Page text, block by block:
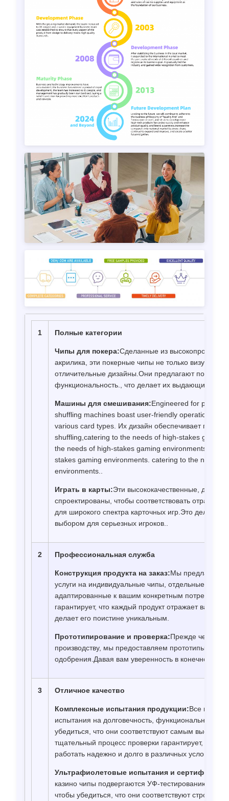
1 Полные категории
Чипы для покера:Сделанные из
акрилика, эти покерные чипы не только
отличительные дизайны.Они предлагают
функциональность., что делает их выдающимся
Машины для смешивания:Engineered for
shuffling machines boast user-friendly operation and
various card types. Их дизайн обеспечивает
shuffling,catering to the needs of high-stakes
the needs of high-stakes gaming environments.
stakes gaming environments. catering to the needs
environments..
Играть в карты:Эти высококачественные,
спроектированы, чтобы соответствовать
для широкого спектра карточных игр.Это делает
выбором для серьезных игроков..
2 Профессиональная служба
Конструкция продукта на заказ:Мы предлагаем
услуги на индивидуальные чипы, отдельные карты
адаптированные к вашим конкретным
гарантирует, что каждый продукт отражает ваши
делает его поистине уникальным.
Прототипирование и проверка:Прежде чем
производству, мы предоставляем прототипы и
одобрения.Давая вам уверенность в конечном
3 Отличное качество
Комплексные испытания продукции:Все
испытания на долговечность, функциональность и
убедиться, что они соответствуют самым высоким
тщательный процесс проверки гарантирует, что
работать надежно и долго в различных условиях.
Ультрафиолетовые испытания и
казино чипы подвергаются УФ-тестированию и
чтобы убедиться, что они соответствуют строгим